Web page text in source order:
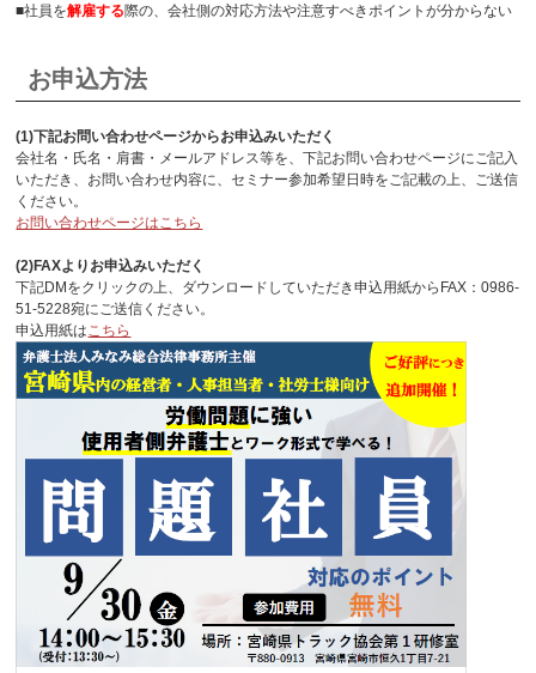
■社員を解雇する際の、会社側の対応方法や注意すべきポイントが分からない
お申込方法
(1)下記お問い合わせページからお申込みいただく
会社名・氏名・肩書・メールアドレス等を、下記お問い合わせページにご記入
いただき、お問い合わせ内容に、セミナー参加希望日時をご記載の上、ご送信
ください。
お問い合わせページはこちら
(2)FAXよりお申込みいただく
下記DMをクリックの上、ダウンロードしていただき申込用紙からFAX：0986-
51-5228宛にご送信ください。
申込用紙はこちら